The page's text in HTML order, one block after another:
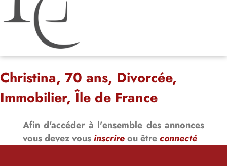
Christina, 70 ans, Divorcée,
Immobilier, Île de France
Afin d'accéder à l'ensemble des annonces
vous devez vousinscrireou êtreconnecté